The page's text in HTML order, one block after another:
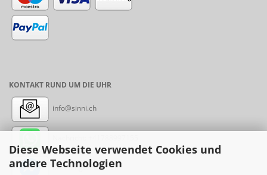
Diese Webseite verwendet Cookies und
andere Technologien
KONTAKT RUND UM DIE UHR
info@sinni.ch
Messenger: sinni.ch